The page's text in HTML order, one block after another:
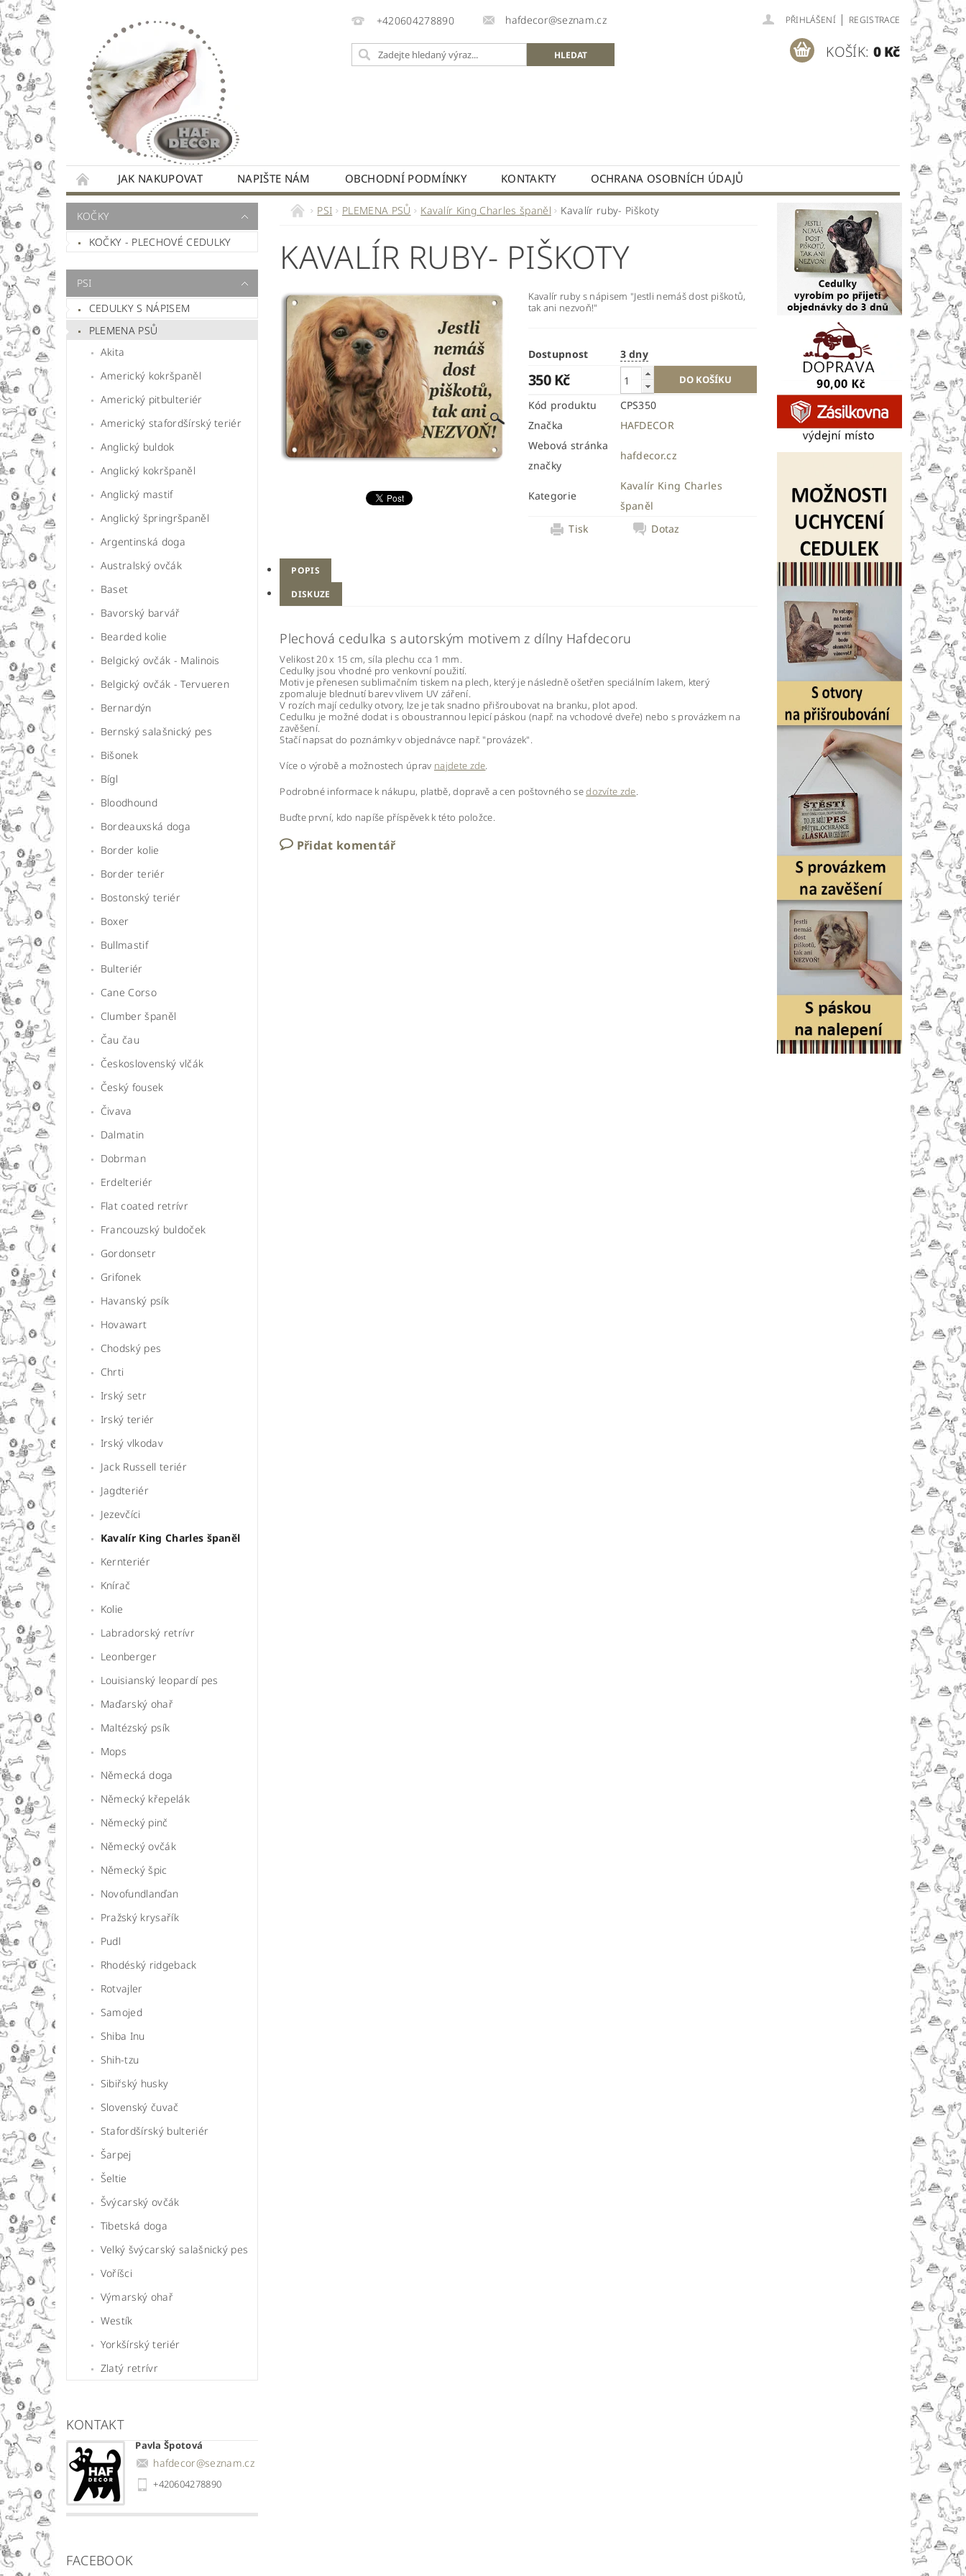
+420604278890 hafdecor@seznam.cz PŘIHLÁŠENÍ | REGISTRACE
KOŠÍK: 0 Kč
JAK NAKUPOVAT NAPIŠTE NÁM OBCHODNÍ PODMÍNKY KONTAKTY OCHRANA OSOBNÍCH ÚDAJŮ
KOČKY
KOČKY - PLECHOVÉ CEDULKY
PSI
CEDULKY S NÁPISEM
PLEMENA PSŮ
Akita
Americký kokršpaněl
Americký pitbulteriér
Americký stafordšírský teriér
Anglický buldok
Anglický kokršpaněl
Anglický mastif
Anglický špringršpaněl
Argentinská doga
Australský ovčák
Baset
Bavorský barvář
Bearded kolie
Belgický ovčák - Malinois
Belgický ovčák - Tervueren
Bernardýn
Bernský salašnický pes
Bišonek
Bígl
Bloodhound
Bordeauxská doga
Border kolie
Border teriér
Bostonský teriér
Boxer
Bullmastif
Bulteriér
Cane Corso
Clumber španěl
Čau čau
Československý vlčák
Český fousek
Čivava
Dalmatin
Dobrman
Erdelteriér
Flat coated retrívr
Francouzský buldoček
Gordonsetr
Grifonek
Havanský psík
Hovawart
Chodský pes
Chrti
Irský setr
Irský teriér
Irský vlkodav
Jack Russell teriér
Jagdteriér
Jezevčíci
Kavalír King Charles španěl
Kernteriér
Knírač
Kolie
Labradorský retrívr
Leonberger
Louisianský leopardí pes
Maďarský ohař
Maltézský psík
Mops
Německá doga
Německý křepelák
Německý pinč
Německý ovčák
Německý špic
Novofundlanďan
Pražský krysařík
Pudl
Rhodéský ridgeback
Rotvajler
Samojed
Shiba Inu
Shih-tzu
Sibiřský husky
Slovenský čuvač
Stafordšírský bulteriér
Šarpej
Šeltie
Švýcarský ovčák
Tibetská doga
Velký švýcarský salašnický pes
Voříšci
Výmarský ohař
Westík
Yorkšírský teriér
Zlatý retrívr
KONTAKT
Pavla Špotová
hafdecor@seznam.cz
+420604278890
FACEBOOK
PSI PLEMENA PSŮ Kavalír King Charles španěl Kavalír ruby- Piškoty
KAVALÍR RUBY- PIŠKOTY
Kavalír ruby s nápisem "Jestli nemáš dost piškotů,
tak ani nezvoň!"
Dostupnost 3 dny
350 Kč
Kód produktu
CPS350
Značka
HAFDECOR
Webová stránka
značky
hafdecor.cz
Kategorie
Kavalír King Charles
španěl
Tisk
Dotaz
POPIS
DISKUZE
Plechová cedulka s autorským motivem z dílny Hafdecoru
Velikost 20 x 15 cm, síla plechu cca 1 mm.
Cedulky jsou vhodné pro venkovní použití.
Motiv je přenesen sublimačním tiskem na plech, který je následně ošetřen speciálním lakem, který
zpomaluje blednutí barev vlivem UV záření.
V rozích mají cedulky otvory, lze je tak snadno přišroubovat na branku, plot apod.
Cedulku je možné dodat i s oboustrannou lepicí páskou (např. na vchodové dveře) nebo s provázkem na
zavěšení.
Stačí napsat do poznámky v objednávce např. "provázek".
Více o výrobě a možnostech úprav najdete zde.
Podrobné informace k nákupu, platbě, dopravě a cen poštovného sedozvíte zde.
Buďte první, kdo napíše příspěvek k této položce.
Přidat komentář